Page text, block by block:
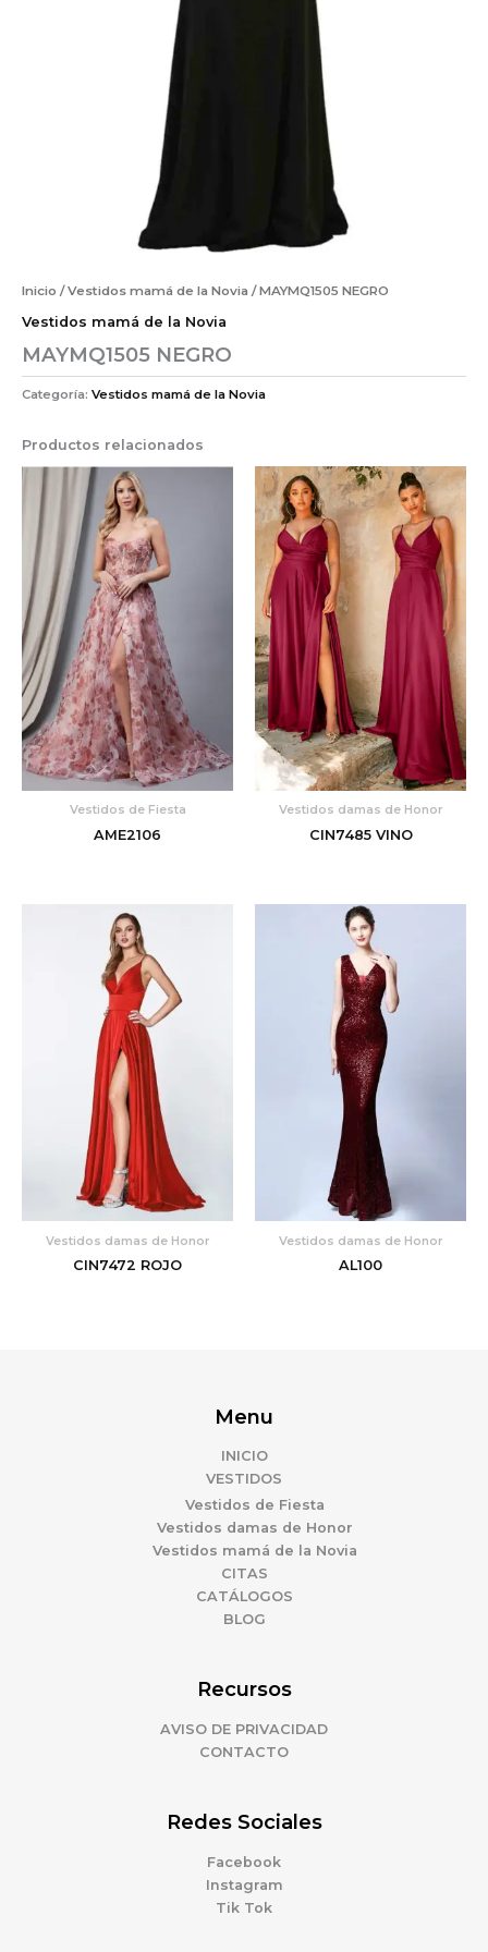
Inicio /Vestidos mamá de la Novia / MAYMQ1505 NEGRO
Vestidos mamá de la Novia
MAYMQ1505 NEGRO
Categoría: Vestidos mamá de la Novia
Productos relacionados
Vestidos de Fiesta
AME2106
Vestidos damas de Honor
CIN7485 VINO
Vestidos damas de Honor
CIN7472 ROJO
Vestidos damas de Honor
AL100
Menu
INICIO
VESTIDOS
Vestidos de Fiesta
Vestidos damas de Honor
Vestidos mamá de la Novia
CITAS
CATÁLOGOS
BLOG
Recursos
AVISO DE PRIVACIDAD
CONTACTO
Redes Sociales
Facebook
Instagram
Tik Tok